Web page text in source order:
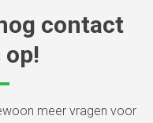
contact
op!
meer vragen voor